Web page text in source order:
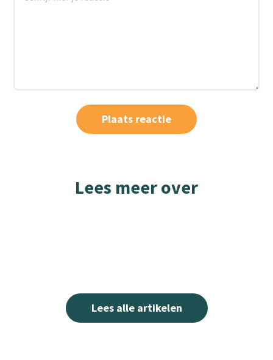
Lees meer over
Lees alle artikelen